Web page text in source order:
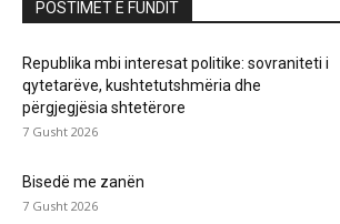
POSTIMET E FUNDIT
Republika mbi interesat politike: sovraniteti i
qytetarëve, kushtetutshmëria dhe
përgjegjësia shtetërore
7 Gusht 2026
Bisedë me zanën
7 Gusht 2026